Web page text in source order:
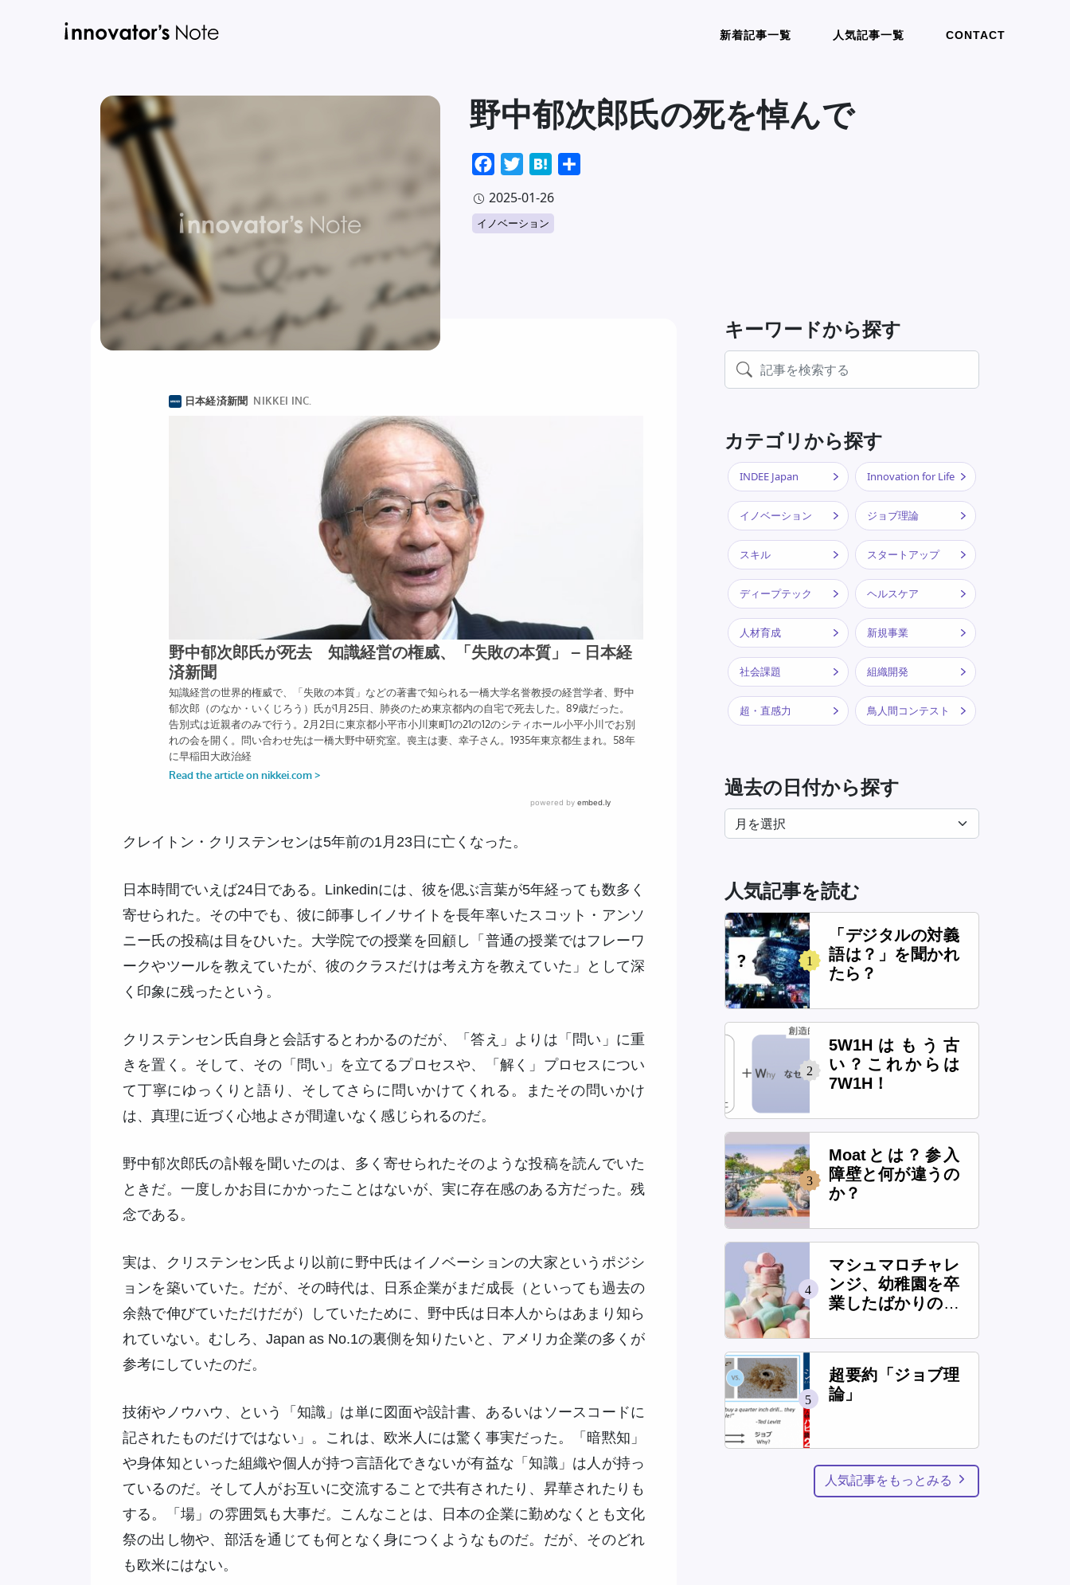
新着記事一覧 人気記事一覧 CONTACT
野中郁次郎氏の死を悼んで
FacebookTwitterHatena
2025-01-26
イノベーション
クレイトン・クリステンセンは5年前の1月23日に亡くなった。
日本時間でいえば24日である。Linkedinには、彼を偲ぶ言葉が5年経っても数多く
寄せられた。その中でも、彼に師事しイノサイトを長年率いたスコット・アンソ
ニー氏の投稿は目をひいた。大学院での授業を回顧し「普通の授業ではフレーワ
ークやツールを教えていたが、彼のクラスだけは考え方を教えていた」として深
く印象に残ったという。
クリステンセン氏自身と会話するとわかるのだが、「答え」よりは「問い」に重
きを置く。そして、その「問い」を立てるプロセスや、「解く」プロセスについ
て丁寧にゆっくりと語り、そしてさらに問いかけてくれる。またその問いかけ
は、真理に近づく心地よさが間違いなく感じられるのだ。
野中郁次郎氏の訃報を聞いたのは、多く寄せられたそのような投稿を読んでいた
ときだ。一度しかお目にかかったことはないが、実に存在感のある方だった。残
念である。
実は、クリステンセン氏より以前に野中氏はイノベーションの大家というポジシ
ョンを築いていた。だが、その時代は、日系企業がまだ成長（といっても過去の
余熱で伸びていただけだが）していたために、野中氏は日本人からはあまり知ら
れていない。むしろ、Japan as No.1の裏側を知りたいと、アメリカ企業の多くが
参考にしていたのだ。
技術やノウハウ、という「知識」は単に図面や設計書、あるいはソースコードに
記されたものだけではない」。これは、欧米人には驚く事実だった。「暗黙知」
や身体知といった組織や個人が持つ言語化できないが有益な「知識」は人が持っ
ているのだ。そして人がお互いに交流することで共有されたり、昇華されたりも
する。「場」の雰囲気も大事だ。こんなことは、日本の企業に勤めなくとも文化
祭の出し物や、部活を通じても何となく身につくようなものだ。だが、そのどれ
も欧米にはない。
キーワードから探す
カテゴリから探す
INDEE Japan Innovation for Life
イノベーション ジョブ理論
スキル スタートアップ
ディープテック ヘルスケア
人材育成 新規事業
社会課題 組織開発
超・直感力 鳥人間コンテスト
過去の日付から探す
人気記事を読む
1
「デジタルの対義
語は？」を聞かれ
たら？
2
5W1Hはもう古
い？これからは
7W1H！
3
Moatとは？参入
障壁と何が違うの
か？
4
マシュマロチャレ
ンジ、幼稚園を卒
業したばかりの子
ワーを作れるの
5
超要約「ジョブ理
論」
人気記事をもっとみる